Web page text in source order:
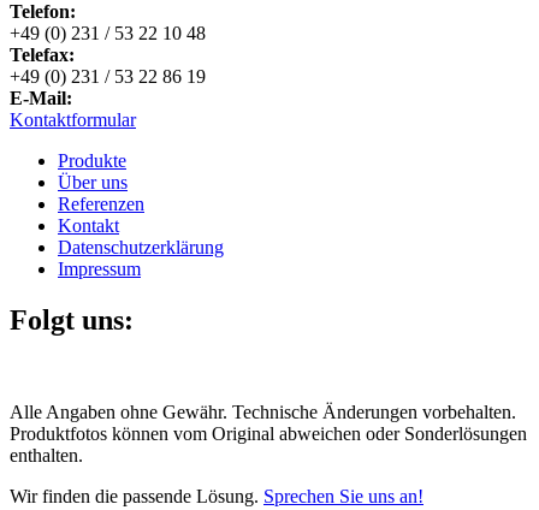
Telefon:
+49 (0) 231 / 53 22 10 48
Telefax:
+49 (0) 231 / 53 22 86 19
E-Mail:
Kontaktformular
Produkte
Über uns
Referenzen
Kontakt
Datenschutzerklärung
Impressum
Folgt uns:
Alle Angaben ohne Gewähr. Technische Änderungen vorbehalten.
Produktfotos können vom Original abweichen oder Sonderlösungen
enthalten.
Wir finden die passende Lösung. Sprechen Sie uns an!